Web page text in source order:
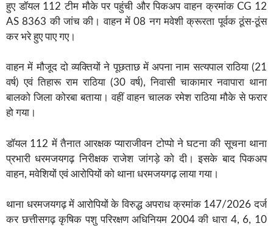
हुए डॉयल 112 टीम मौके पर पहुंची और पिकअप वाहन क्रमांक CG 12
AS 8363 की जांच की। वाहन में 08 नग मवेशी क्रूरता पूर्वक ठूंस-ठूंस
कर भरे हुए पाए गए।
वाहन में मौजूद दो व्यक्तियों ने पूछताछ में अपना नाम सत्यपाल राठिया (21
वर्ष) एवं तिहारू राम राठिया (30 वर्ष), निवासी चाकामार नवापारा थाना
बालको जिला कोरबा बताया। वहीं वाहन चालक रमेश राठिया मौके से फरार
हो गया।
डॉयल 112 में तैनात आरक्षक प्याराजीवन टोप्पो ने घटना की सूचना थाना
प्रभारी धरमजयगढ़ निरीक्षक राजेश जांगड़े को दी। इसके बाद पिकअप
वाहन, मवेशियों एवं आरोपियों को थाना धरमजयगढ़ लाया गया।
थाना धरमजयगढ़ में आरोपियों के विरुद्ध अपराध क्रमांक 147/2026 दर्ज
कर छत्तीसगढ़ कृषिक पशु परिरक्षण अधिनियम 2004 की धारा 4, 6, 10